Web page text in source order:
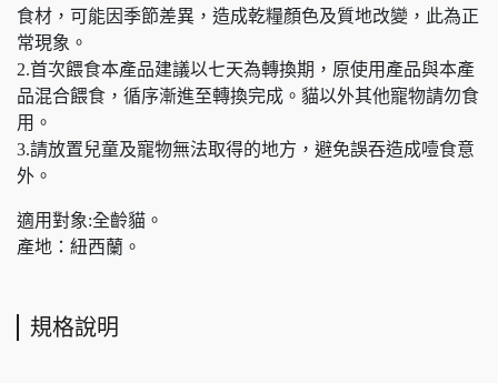
食材，可能因季節差異，造成乾糧顏色及質地改變，此為正
常現象。
2.首次餵食本產品建議以七天為轉換期，原使用產品與本產
品混合餵食，循序漸進至轉換完成。貓以外其他寵物請勿食
用。
3.請放置兒童及寵物無法取得的地方，避免誤吞造成噎食意
外。
適用對象:全齡貓。
產地：紐西蘭。
規格說明